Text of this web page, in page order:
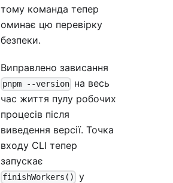
тому команда тепер
оминає цю перевірку
безпеки.
Виправлено зависання
pnpm --version на весь
час життя пулу робочих
процесів після
виведення версії. Точка
входу CLI тепер
запускає
finishWorkers() у